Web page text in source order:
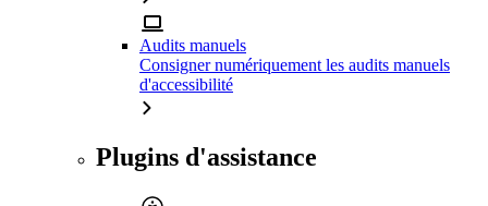
Audits manuels
Consigner numériquement les audits manuels
d'accessibilité
Plugins d'assistance